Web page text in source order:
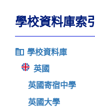
學校資料庫索引
學校資料庫
英國
英國寄宿中學
英國大學